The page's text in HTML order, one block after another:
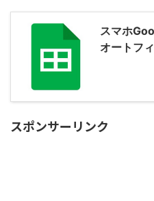
スマホ
オートフ
スポンサーリンク